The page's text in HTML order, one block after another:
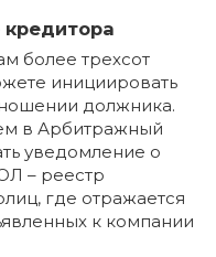
кредитора
более трехсот
инициировать
должника.
в Арбитражный
уведомление о
– реестр
где отражается
к компании